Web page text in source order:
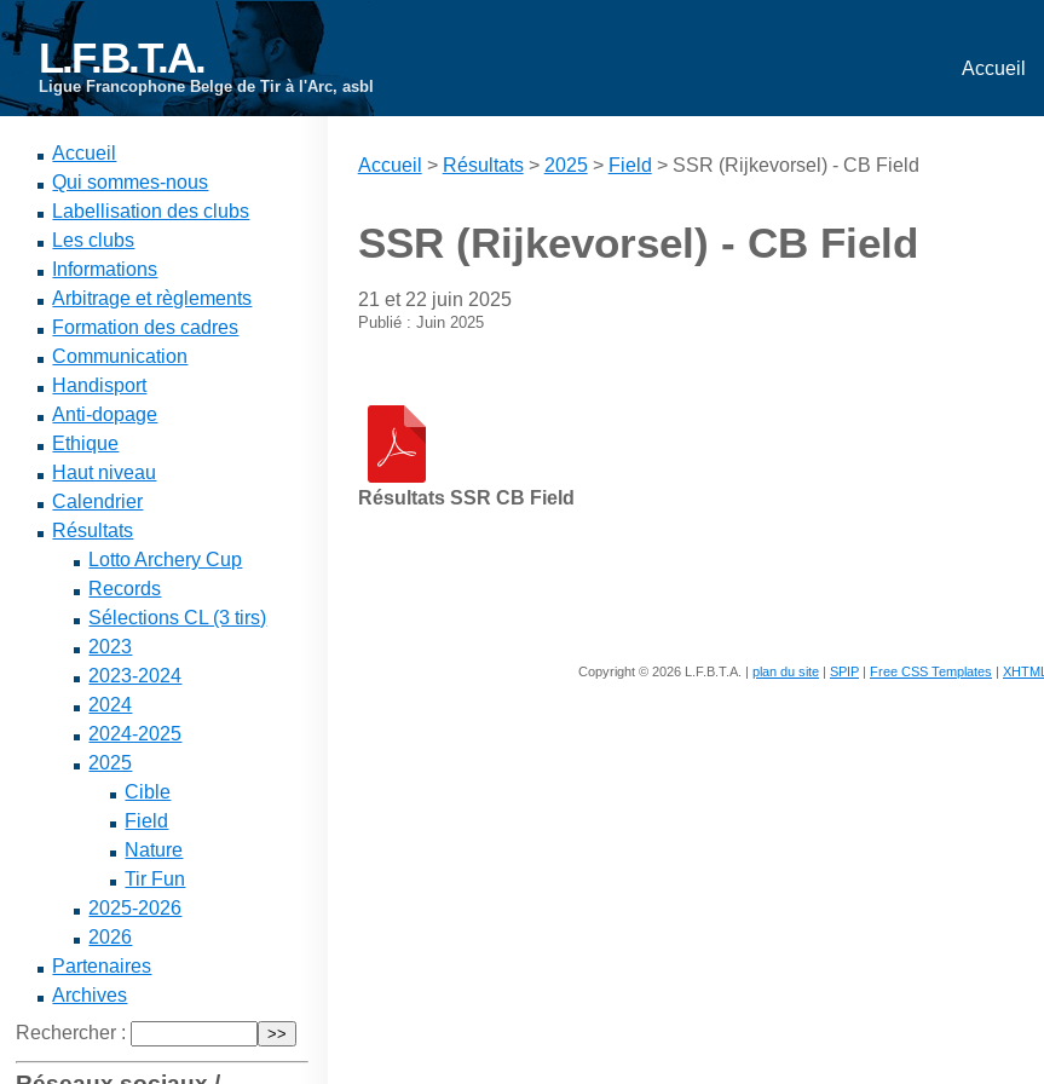
L.F.B.T.A.
Ligue Francophone Belge de Tir à l'Arc, asbl
Accueil
Accueil
Qui sommes-nous
Labellisation des clubs
Les clubs
Informations
Arbitrage et règlements
Formation des cadres
Communication
Handisport
Anti-dopage
Ethique
Haut niveau
Calendrier
Résultats
Lotto Archery Cup
Records
Sélections CL (3 tirs)
2023
2023-2024
2024
2024-2025
2025
Cible
Field
Nature
Tir Fun
2025-2026
2026
Partenaires
Archives
Rechercher :
Accueil > Résultats> 2025> Field > SSR (Rijkevorsel) - CB Field
SSR (Rijkevorsel) - CB Field
21 et 22 juin 2025
Publié : Juin 2025
Résultats SSR CB Field
Copyright © 2026 L.F.B.T.A. | plan du site | SPIP | Free CSS Templates | XHTML